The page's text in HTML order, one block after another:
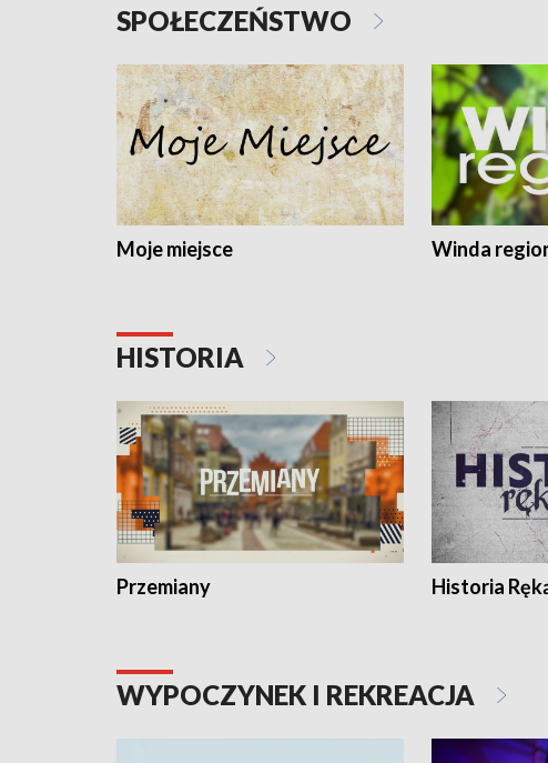
SPOŁECZEŃSTWO
Moje miejsce Winda
HISTORIA
Przemiany Historia
WYPOCZYNEK I REKREACJA